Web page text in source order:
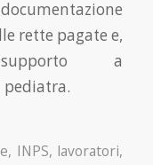
rette pagate e,
a
pediatra.
, INPS, lavoratori,